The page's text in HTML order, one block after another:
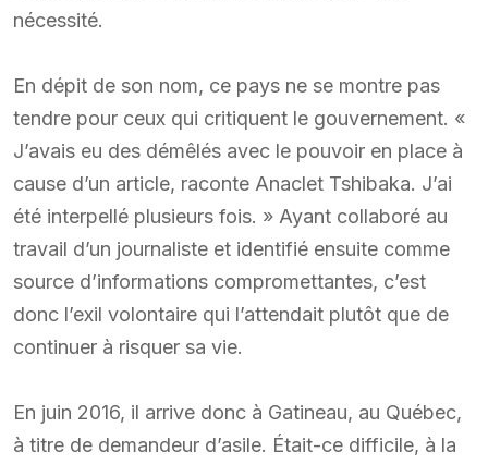
nécessité.
En dépit de son nom, ce pays ne se montre pas
tendre pour ceux qui critiquent le gouvernement. «
J’avais eu des démêlés avec le pouvoir en place à
cause d’un article, raconte Anaclet Tshibaka. J’ai
été interpellé plusieurs fois. » Ayant collaboré au
travail d’un journaliste et identifié ensuite comme
source d’informations compromettantes, c’est
donc l’exil volontaire qui l’attendait plutôt que de
continuer à risquer sa vie.
En juin 2016, il arrive donc à Gatineau, au Québec,
à titre de demandeur d’asile. Était-ce difficile, à la